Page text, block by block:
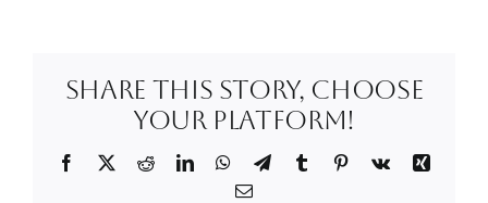
Share This Story, Choose
Your Platform!
Facebook
X RedditLinkedInWhatsApp
TelegramTumblr Pinterest
Vk
Xing
Email